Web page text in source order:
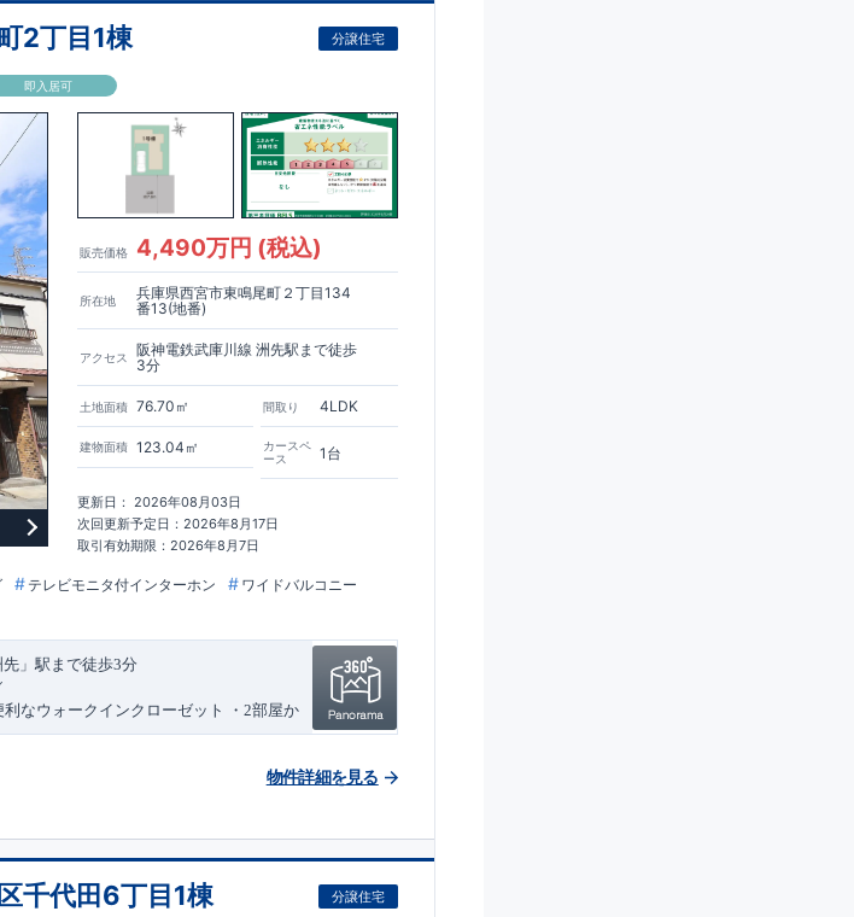
2丁目1棟 分譲住宅
即入居可
販売価格 4,490万円 (税込)
所在地
兵庫県西宮市東鳴尾町２丁目134
番13(地番)
アクセス
阪神電鉄武庫川線 洲先駅まで徒歩
3分
土地面積 76.70㎡
建物面積 123.04㎡
間取り 4LDK
カースペ
ース
1台
更新日： 2026年08月03日
次回更新予定日：2026年8月17日
取引有効期限：2026年8月7日
テレビモニタ付インターホン
ワイドバルコニー
先」駅まで徒歩3分
利なウォークインクローゼット
・2部屋か
兼ね備えたオープンサニタリーirodori
等級3 ・数百年に一度の地震に耐える
物件詳細を見る
千代田6丁目1棟 分譲住宅